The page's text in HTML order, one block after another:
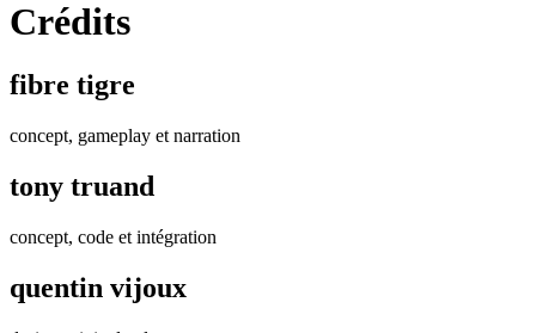
Crédits
fibre tigre
concept, gameplay et narration
tony truand
concept, code et intégration
quentin vijoux